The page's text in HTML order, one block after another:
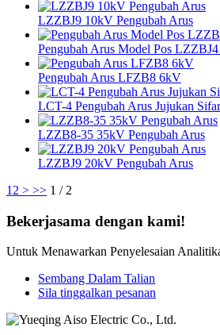
LZZBJ9 10kV Pengubah Arus
Pengubah Arus Model Pos
Pengubah Arus LFZB8 6kV
LCT-4 Pengubah Arus Jujukan Sifar
LZZB8-35 35kV Pengubah Arus
LZZBJ9 20kV Pengubah Arus
1 2 > >> 1 / 2
Bekerjasama dengan kami!
Untuk Menawarkan Penyelesaian
Sembang Dalam Talian
Sila tinggalkan pesanan